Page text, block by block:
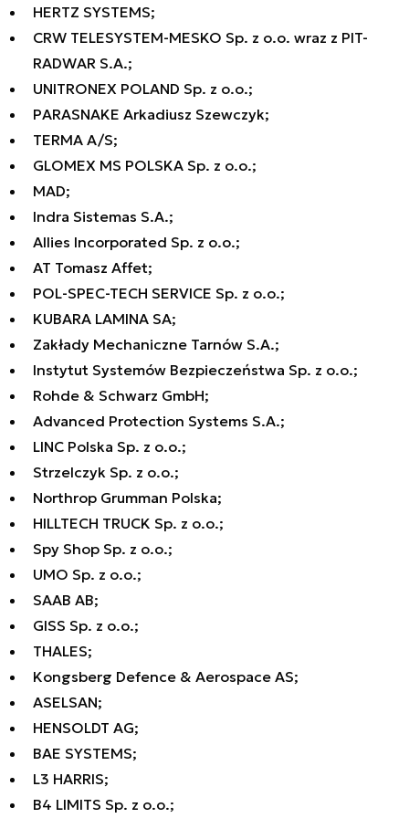
HERTZ SYSTEMS;
CRW TELESYSTEM-MESKO Sp. z o.o. wraz z PIT-
RADWAR S.A.;
UNITRONEX POLAND Sp. z o.o.;
PARASNAKE Arkadiusz Szewczyk;
TERMA A/S;
GLOMEX MS POLSKA Sp. z o.o.;
MAD;
Indra Sistemas S.A.;
Allies Incorporated Sp. z o.o.;
AT Tomasz Affet;
POL-SPEC-TECH SERVICE Sp. z o.o.;
KUBARA LAMINA SA;
Zakłady Mechaniczne Tarnów S.A.;
Instytut Systemów Bezpieczeństwa Sp. z o.o.;
Rohde & Schwarz GmbH;
Advanced Protection Systems S.A.;
LINC Polska Sp. z o.o.;
Strzelczyk Sp. z o.o.;
Northrop Grumman Polska;
HILLTECH TRUCK Sp. z o.o.;
Spy Shop Sp. z o.o.;
UMO Sp. z o.o.;
SAAB AB;
GISS Sp. z o.o.;
THALES;
Kongsberg Defence & Aerospace AS;
ASELSAN;
HENSOLDT AG;
BAE SYSTEMS;
L3 HARRIS;
B4 LIMITS Sp. z o.o.;